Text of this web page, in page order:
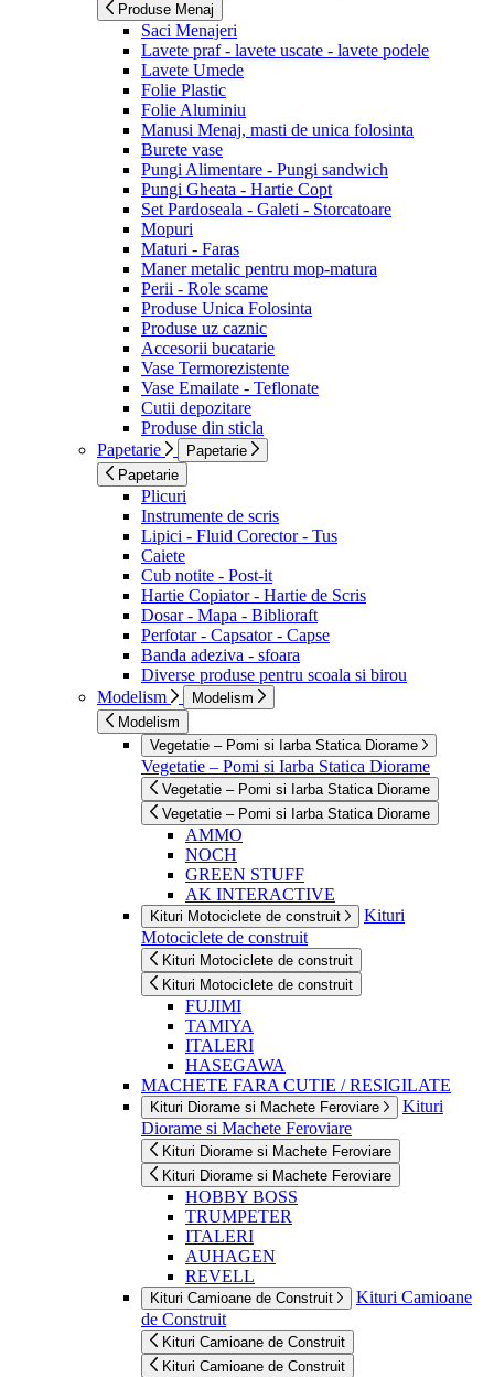
Produse Menaj
Saci Menajeri
Lavete praf - lavete uscate - lavete podele
Lavete Umede
Folie Plastic
Folie Aluminiu
Manusi Menaj, masti de unica folosinta
Burete vase
Pungi Alimentare - Pungi sandwich
Pungi Gheata - Hartie Copt
Set Pardoseala - Galeti - Storcatoare
Mopuri
Maturi - Faras
Maner metalic pentru mop-matura
Perii - Role scame
Produse Unica Folosinta
Produse uz caznic
Accesorii bucatarie
Vase Termorezistente
Vase Emailate - Teflonate
Cutii depozitare
Produse din sticla
Papetarie
Papetarie
Papetarie
Plicuri
Instrumente de scris
Lipici - Fluid Corector - Tus
Caiete
Cub notite - Post-it
Hartie Copiator - Hartie de Scris
Dosar - Mapa - Biblioraft
Perfotar - Capsator - Capse
Banda adeziva - sfoara
Diverse produse pentru scoala si birou
Modelism
Modelism
Modelism
Vegetatie – Pomi si Iarba Statica Diorame
Vegetatie – Pomi si Iarba Statica Diorame
Vegetatie – Pomi si Iarba Statica Diorame
Vegetatie – Pomi si Iarba Statica Diorame
AMMO
NOCH
GREEN STUFF
AK INTERACTIVE
Kituri Motociclete de construit
Kituri
Motociclete de construit
Kituri Motociclete de construit
Kituri Motociclete de construit
FUJIMI
TAMIYA
ITALERI
HASEGAWA
MACHETE FARA CUTIE / RESIGILATE
Kituri Diorame si Machete Feroviare
Kituri
Diorame si Machete Feroviare
Kituri Diorame si Machete Feroviare
Kituri Diorame si Machete Feroviare
HOBBY BOSS
TRUMPETER
ITALERI
AUHAGEN
REVELL
Kituri Camioane de Construit
Kituri Camioane
de Construit
Kituri Camioane de Construit
Kituri Camioane de Construit